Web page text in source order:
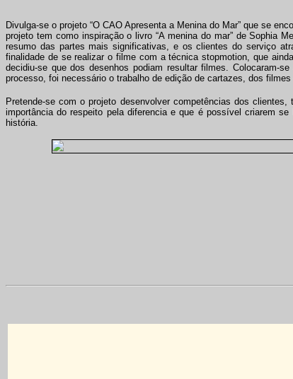
Divulga-se o projeto “O CAO Apresenta a Menina do Mar” que se
projeto tem como inspiração o livro “A menina do mar” de Sophia
resumo das partes mais significativas, e os clientes do serviço
finalidade de se realizar o filme com a técnica stopmotion, que
decidiu-se que dos desenhos podiam resultar filmes. Colocaram-
processo, foi necessário o trabalho de edição de cartazes, dos
Pretende-se com o projeto desenvolver competências dos
importância do respeito pela diferencia e que é possível criarem
história.